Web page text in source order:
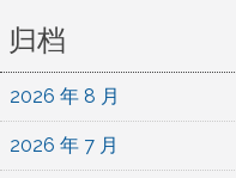
归档
2026 年 8 月
2026 年 7 月